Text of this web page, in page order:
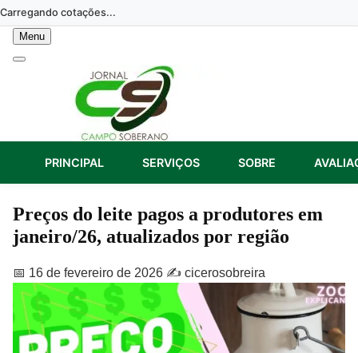
Skip
to
content
Carregando cotações...
Menu
PRINCIPAL SERVIÇOS SOBRE
Preços do leite pagos a produtores em
janeiro/26, atualizados por região
📅 16 de fevereiro de 2026 ✍️ cicerosobreira